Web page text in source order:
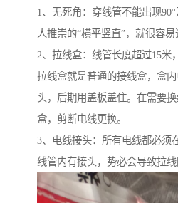
1、无死角：穿线管不能出现
人推崇的“横平竖直”，就很容易
2、拉线盒：线管长度超过15米
拉线盒就是普通的接线盒，盒
头，后期用盖板盖住。在需要
盒，剪断电线更换。
3、电线接头：所有电线都必须
线管内有接头，势必会导致拉线